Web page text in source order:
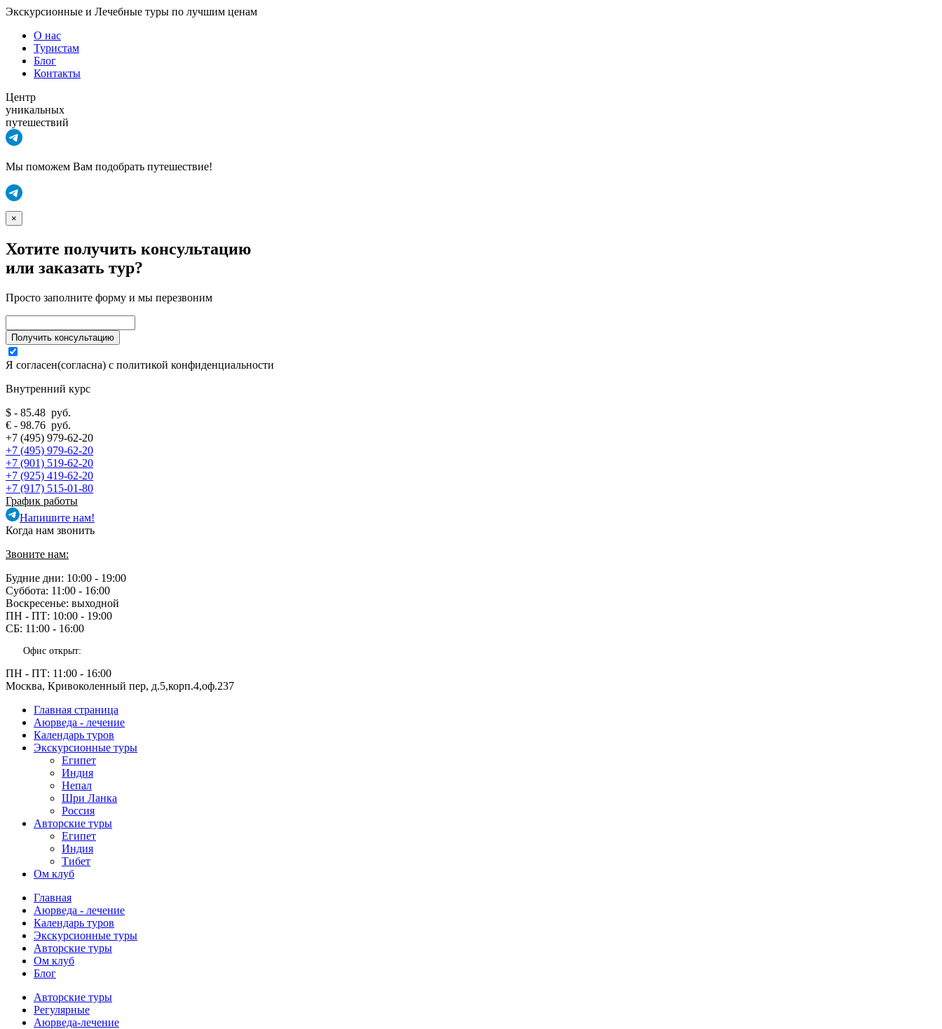
Экскурсионные и Лечебные туры по лучшим ценам
О нас
Туристам
Блог
Контакты
Центр
уникальных
путешествий
Мы поможем Вам подобрать путешествие!
×
Хотите получить консультацию
или заказать тур?
Просто заполните форму и мы перезвоним
Я согласен(согласна) с политикой конфиденциальности
Внутренний курс
$ - 85.48 руб.
€ - 98.76 руб.
+7 (495) 979-62-20
+7 (495) 979-62-20
+7 (901) 519-62-20
+7 (925) 419-62-20
+7 (917) 515-01-80
График работы
Напишите нам!
Когда нам звонить
Звоните нам:
Будние дни: 10:00 - 19:00
Суббота: 11:00 - 16:00
Воскресенье: выходной
ПН - ПТ: 10:00 - 19:00
СБ: 11:00 - 16:00
Офис открыт:
ПН - ПТ: 11:00 - 16:00
Москва, Кривоколенный пер, д.5,корп.4,оф.237
Главная страница
Аюрведа - лечение
Календарь туров
Экскурсионные туры
Египет
Индия
Непал
Шри Ланка
Россия
Авторские туры
Египет
Индия
Тибет
Ом клуб
Главная
Аюрведа - лечение
Календарь туров
Экскурсионные туры
Авторские туры
Ом клуб
Блог
Авторские туры
Регулярные
Аюрведа-лечение